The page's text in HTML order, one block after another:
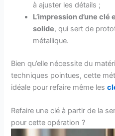
à ajuster les détails ;
L’impression d’une
solide, qui sert de
métallique.
Bien qu’elle nécessite du
techniques pointues, cette
idéale pour refaire même les
Refaire une clé à partir de la
pour cette opération ?